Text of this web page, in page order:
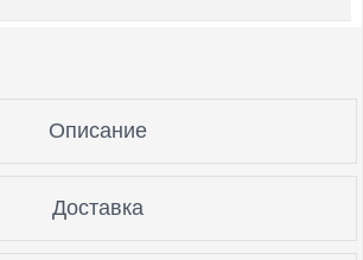
Описание
Доставка